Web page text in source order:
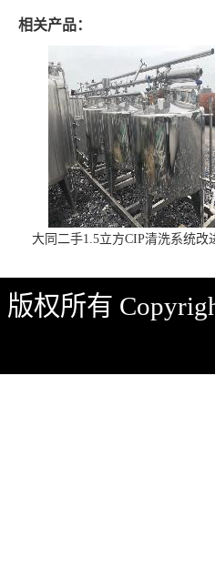
相关产品：
大同二手1.5立方CIP清洗系统改
版权所有